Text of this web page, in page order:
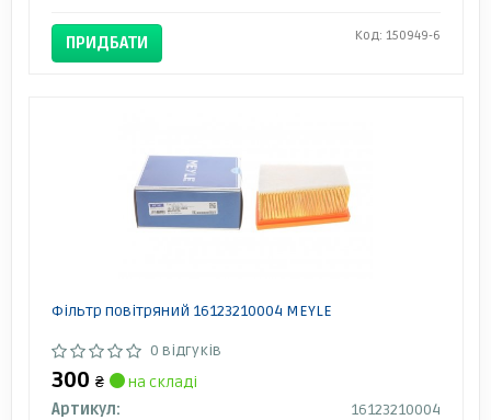
ПРИДБАТИ Код: 150949-6
Фільтр повітряний 16123210004 MEYLE
0 відгуків
300 ₴
на складі
Артикул:
16123210004